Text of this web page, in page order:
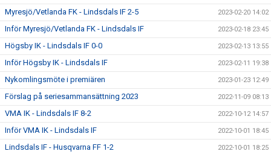
Myresjö/Vetlanda FK - Lindsdals IF 2-5 2023-02-20 14:02
Inför Myresjö/Vetlanda FK - Lindsdals IF 2023-02-18 23:45
Högsby IK - Lindsdals IF 0-0 2023-02-13 13:55
Inför Högsby IK - Lindsdals IF 2023-02-11 19:38
Nykomlingsmöte i premiären 2023-01-23 12:49
Förslag på seriesammansättning 2023 2022-11-09 08:13
VMA IK - Lindsdals IF 8-2 2022-10-12 14:57
Inför VMA IK - Lindsdals IF 2022-10-01 18:45
Lindsdals IF - Husqvarna FF 1-2 2022-10-01 18:25